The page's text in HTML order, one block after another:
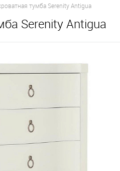
тумба Serenity Antigua
Serenity Antigua